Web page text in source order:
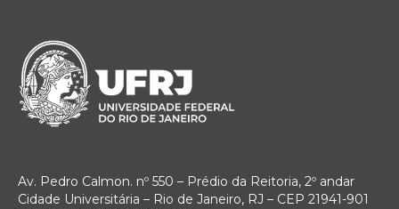
Av. Pedro Calmon. nº 550 – Prédio da Reitoria, 2º andar
Cidade Universitária – Rio de Janeiro, RJ – CEP 21941-901